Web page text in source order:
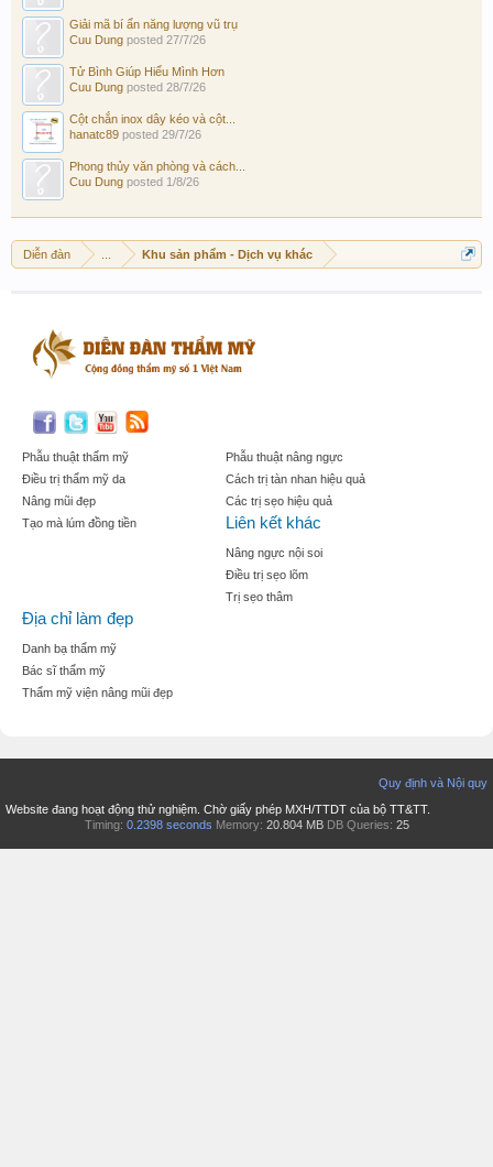
Giải mã bí ẩn năng lượng vũ trụ
Cuu Dung posted 27/7/26
Tử Bình Giúp Hiểu Mình Hơn
Cuu Dung posted 28/7/26
Cột chắn inox dây kéo và cột...
hanatc89 posted 29/7/26
Phong thủy văn phòng và cách...
Cuu Dung posted 1/8/26
Diễn đàn Khu sản phẩm - Dịch vụ khác
Phẫu thuật thẩm mỹ
Điều trị thẩm mỹ da
Nâng mũi đẹp
Tạo mà lúm đồng tiền
Phẫu thuật nâng ngực
Cách trị tàn nhan hiệu quả
Các trị sẹo hiệu quả
Liên kết khác
Nâng ngực nội soi
Điều trị sẹo lõm
Trị sẹo thâm
Địa chỉ làm đẹp
Danh bạ thẩm mỹ
Bác sĩ thẩm mỹ
Thẩm mỹ viện nâng mũi đẹp
Quy định và Nội quy
Website đang hoạt động thử nghiệm. Chờ giấy phép MXH/TTDT của bộ TT&TT.
Timing: 0.2398 seconds Memory: 20.804 MB DB Queries: 25